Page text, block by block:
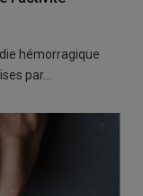
hémorragique
par…